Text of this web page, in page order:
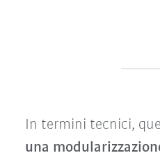
In termini tecnici,
una